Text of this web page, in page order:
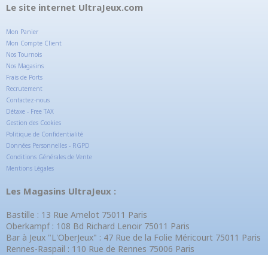
Le site internet UltraJeux.com
Mon Panier
Mon Compte Client
Nos Tournois
Nos Magasins
Frais de Ports
Recrutement
Contactez-nous
Détaxe - Free TAX
Gestion des Cookies
Politique de Confidentialité
Données Personnelles - RGPD
Conditions Générales de Vente
Mentions Légales
Les Magasins UltraJeux :
Bastille : 13 Rue Amelot 75011 Paris
Oberkampf : 108 Bd Richard Lenoir 75011 Paris
Bar à Jeux "L'OberJeux" : 47 Rue de la Folie Méricourt 75011 Paris
Rennes-Raspail : 110 Rue de Rennes 75006 Paris